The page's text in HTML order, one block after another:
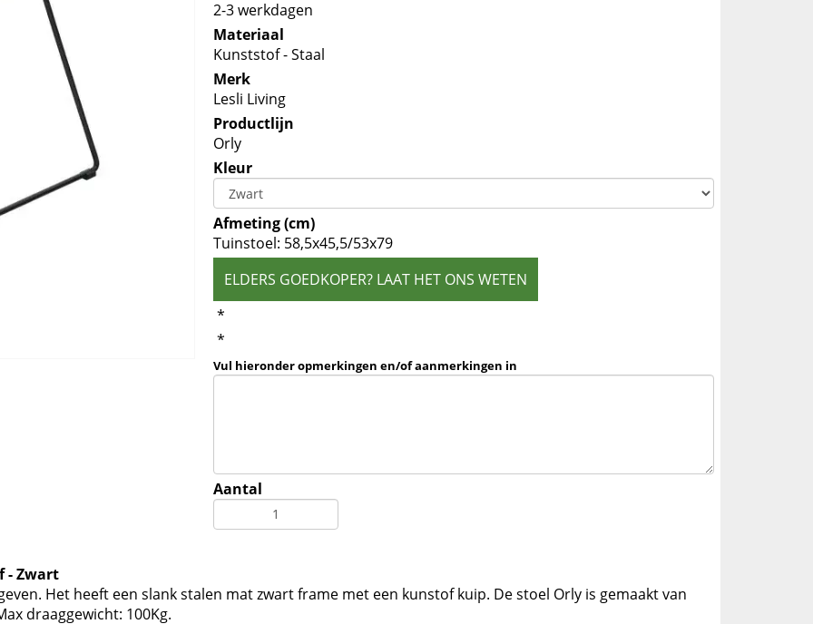
2-3 werkdagen
Materiaal
Kunststof - Staal
Merk
Lesli Living
Productlijn
Orly
Kleur
Afmeting (cm)
Tuinstoel: 58,5x45,5/53x79
ELDERS GOEDKOPER? LAAT HET ONS WETEN
*
*
Vul hieronder opmerkingen en/of aanmerkingen in
Aantal
- Zwart
Het heeft een slank stalen mat zwart frame met een kunstof kuip. De stoel Orly is gemaakt van
draaggewicht: 100Kg.